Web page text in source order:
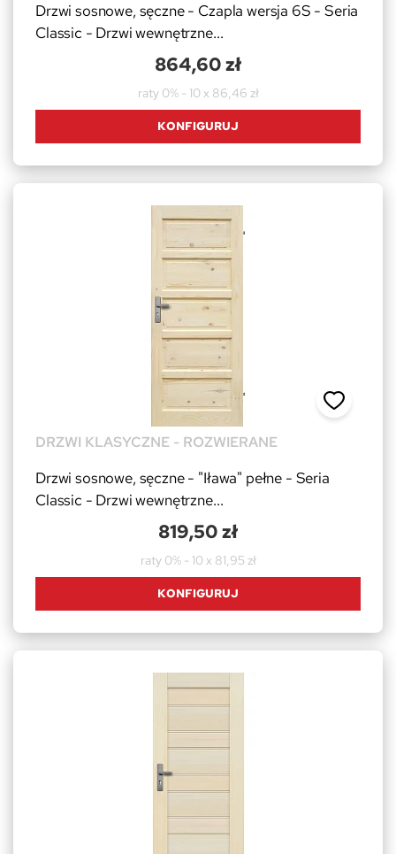
Drzwi sosnowe, sęczne - Czapla wersja 6S - Seria
Classic - Drzwi wewnętrzne...
864,60 zł
raty 0% - 10 x 86,46 zł
KONFIGURUJ
DRZWI KLASYCZNE - ROZWIERANE
Drzwi sosnowe, sęczne - "Iława" pełne - Seria
Classic - Drzwi wewnętrzne...
819,50 zł
raty 0% - 10 x 81,95 zł
KONFIGURUJ